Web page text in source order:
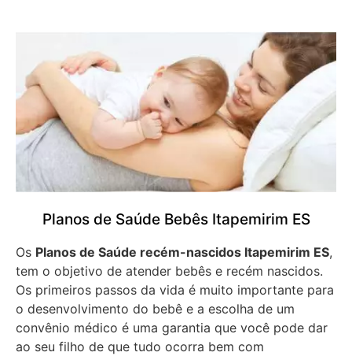
Planos de Saúde Bebês Itapemirim ES
Os Planos de Saúde recém-nascidos Itapemirim ES,
tem o objetivo de atender bebês e recém nascidos.
Os primeiros passos da vida é muito importante para
o desenvolvimento do bebê e a escolha de um
convênio médico é uma garantia que você pode dar
ao seu filho de que tudo ocorra bem com